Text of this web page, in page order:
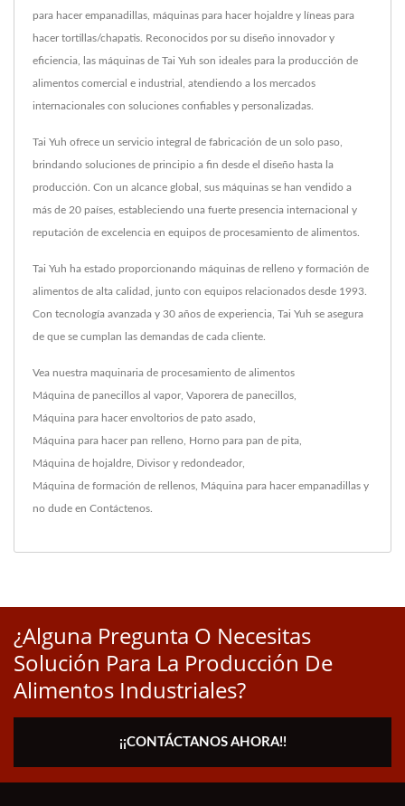
para hacer empanadillas, máquinas para hacer hojaldre y líneas para
hacer tortillas/chapatis. Reconocidos por su diseño innovador y
eficiencia, las máquinas de Tai Yuh son ideales para la producción de
alimentos comercial e industrial, atendiendo a los mercados
internacionales con soluciones confiables y personalizadas.
Tai Yuh ofrece un servicio integral de fabricación de un solo paso,
brindando soluciones de principio a fin desde el diseño hasta la
producción. Con un alcance global, sus máquinas se han vendido a
más de 20 países, estableciendo una fuerte presencia internacional y
reputación de excelencia en equipos de procesamiento de alimentos.
Tai Yuh ha estado proporcionando máquinas de relleno y formación de
alimentos de alta calidad, junto con equipos relacionados desde 1993.
Con tecnología avanzada y 30 años de experiencia, Tai Yuh se asegura
de que se cumplan las demandas de cada cliente.
Vea nuestra maquinaria de procesamiento de alimentos
Máquina de panecillos al vapor, Vaporera de panecillos
Máquina para hacer envoltorios de pato asado
Máquina para hacer pan relleno Horno para pan de pita
Máquina de hojaldre Divisor y redondeador,
Máquina de formación de rellenos Máquina para hacer empanadillas y
no dude en Contáctenos
¿Alguna Pregunta O Necesitas
Solución Para La Producción De
Alimentos Industriales?
¡¡CONTÁCTANOS AHORA!!